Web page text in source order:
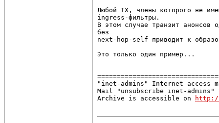
Любой IX, члены которого не
ingress-фильтры.
В этом случае транзит анонсов
без
next-hop-self приводит к
Это только один пример...
"inet-admins" Internet access
Mail "unsubscribe inet-
Archive is accessible on